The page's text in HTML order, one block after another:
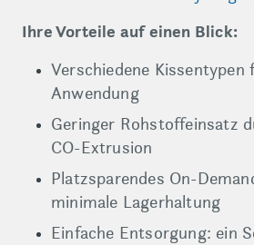
Ihre Vorteile auf einen Blick:
Verschiedene Kissentypen
Anwendung
Geringer Rohstoffeinsatz
CO-Extrusion
Platzsparendes On-
minimale Lagerhaltung
Einfache Entsorgung: ein